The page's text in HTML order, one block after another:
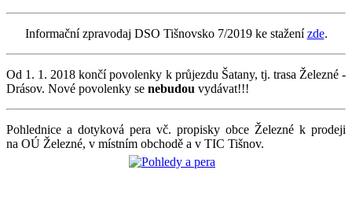
Informační zpravodaj DSO Tišnovsko 7/2019 ke staženízde.
Od 1. 1. 2018 končí povolenky k průjezdu Šatany, tj. trasa Železné -
Drásov. Nové povolenky se nebudou vydávat!!!
Pohlednice a dotyková pera vč. propisky obce Železné k prodeji
na OÚ Železné, v místním obchodě a v TIC Tišnov.